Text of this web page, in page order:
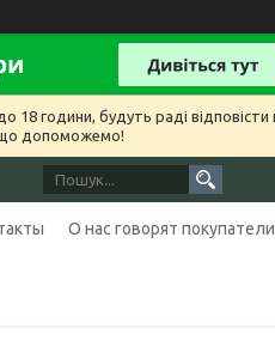
години, будуть раді
що допоможемо!
О нас говорят покупатели